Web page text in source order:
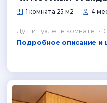
1 комната 25 м2 4
Душ и туалет в комнате
Подробное описание и